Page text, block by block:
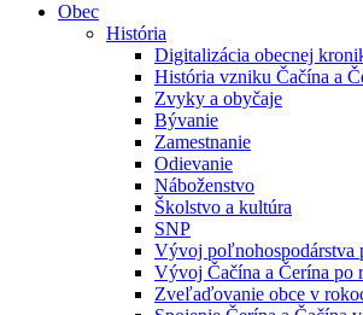
Obec
História
Digitalizácia obecnej
História vzniku Čačína a
Zvyky a obyčaje
Bývanie
Zamestnanie
Odievanie
Náboženstvo
Školstvo a kultúra
SNP
Vývoj poľnohospodárstva
Vývoj Čačína a Čerína po
Zveľaďovanie obce v